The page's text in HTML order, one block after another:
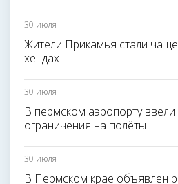
30 июля
Жители Прикамья стали
хендах
30 июля
В пермском аэропорту
ограничения на полёты
30 июля
В Пермском крае объявлен